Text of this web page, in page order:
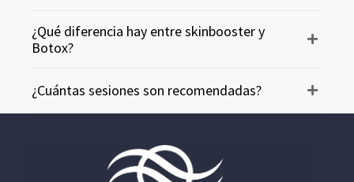
¿Qué diferencia hay entre skinbooster y
Botox?
¿Cuántas sesiones son recomendadas?